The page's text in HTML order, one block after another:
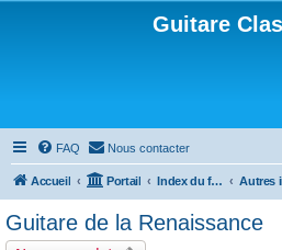
Guitare
FAQ Nous contacter
Accueil Portail Index du forum
Guitare de la Renaissance